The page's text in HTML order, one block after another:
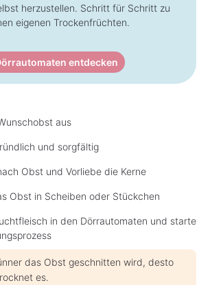
herzustellen. Schritt für Schritt zu
eigenen Trockenfrüchten.
entdecken
aus
und sorgfältig
Obst und Vorliebe die Kerne
Obst in Scheiben oder Stückchen
in den Dörrautomaten und starte
das Obst geschnitten wird, desto
es.